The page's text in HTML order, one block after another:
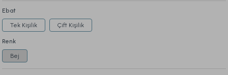
Ebat
Tek Kişilik Çift Kişilik
Renk
Bej